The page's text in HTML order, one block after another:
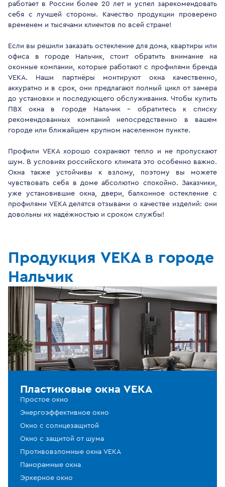
работает в России более 20 лет и успел зарекомендовать
себя с лучшей стороны. Качество продукции проверено
временем и тысячами клиентов по всей стране!
Если вы решили заказать остекление для дома, квартиры или
офиса в городе Нальчик, стоит обратить внимание на
оконные компании, которые работают с профилями бренда
VEKA. Наши партнёры монтируют окна качественно,
аккуратно и в срок, они предлагают полный цикл от замера
до установки и последующего обслуживания. Чтобы купить
ПВХ окна в городе Нальчик - обратитесь к списку
рекомендованных компаний непосредственно в вашем
городе или ближайшем крупном населенном пункте.
Профили VEKA хорошо сохраняют тепло и не пропускают
шум. В условиях российского климата это особенно важно.
Окна также устойчивы к взлому, поэтому вы можете
чувствовать себя в доме абсолютно спокойно. Заказчики,
уже установившие окна, двери, балконное остекление с
профилями VEKA делятся отзывами о качестве изделий: они
довольны их надёжностью и сроком службы!
Продукция VEKA в городе
Нальчик
Пластиковые окна VEKA
Простое окно
Энергоэффективное окно
Окно с солнцезащитой
Окно с защитой от шума
Противовзломные окна VEKA
Панорамные окна
Эркерное окно